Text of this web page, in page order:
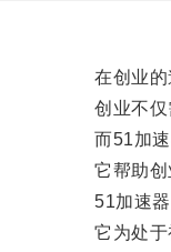
在创业的道
创业不仅需
而51加速器
它帮助创业
51加速器
它为处于初